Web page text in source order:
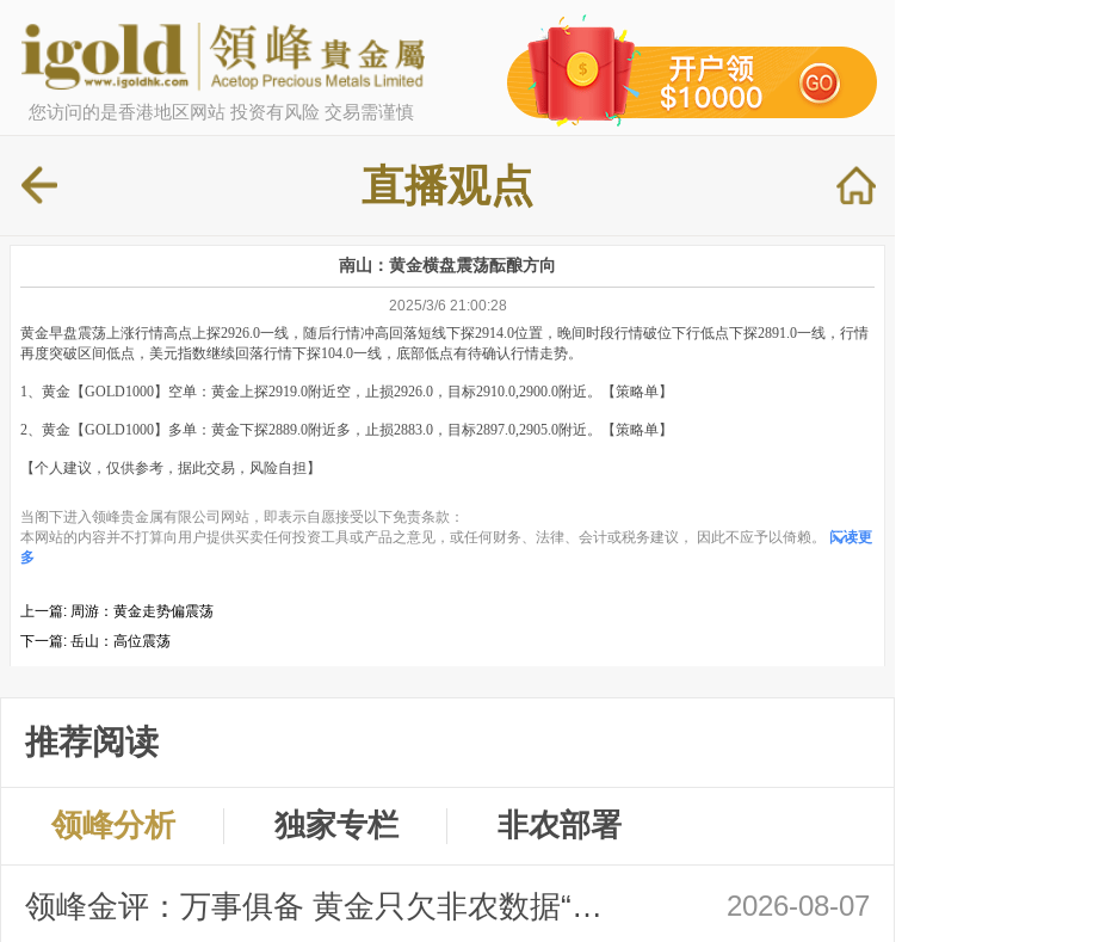
您访问的是香港地区网站 投资有风险 交易需谨慎
直播观点
南山：黄金横盘震荡酝酿方向
2025/3/6 21:00:28
黄金早盘震荡上涨行情高点上探2926.0一线，随后行情冲高回落短线下探2914.0位置，晚间时段行情破位下行低点下探2891.0一线，行情
再度突破区间低点，美元指数继续回落行情下探104.0一线，底部低点有待确认行情走势。
1、黄金【GOLD1000】空单：黄金上探2919.0附近空，止损2926.0，目标2910.0,2900.0附近。【策略单】
2、黄金【GOLD1000】多单：黄金下探2889.0附近多，止损2883.0，目标2897.0,2905.0附近。【策略单】
【个人建议，仅供参考，据此交易，风险自担】
当阁下进入领峰贵金属有限公司网站，即表示自愿接受以下免责条款：
本网站的内容并不打算向用户提供买卖任何投资工具或产品之意见，或任何财务、法律、会计或税务建议， 因此不应予以倚赖。
阅读更
多
上一篇: 周游：黄金走势偏震荡
下一篇: 岳山：高位震荡
推荐阅读
领峰分析 独家专栏 非农部署
领峰金评：万事俱备 黄金只欠非农数据“东风” 2026-08-07